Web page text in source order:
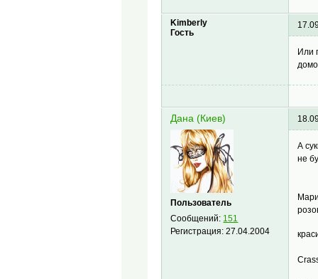
Kimberly
Гость
Или
Дана (Киев)
Пользователь
Сообщений: 151
Регистрация:27.04.2004
А
не